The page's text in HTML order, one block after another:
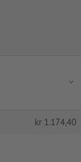
kr 1.174,40